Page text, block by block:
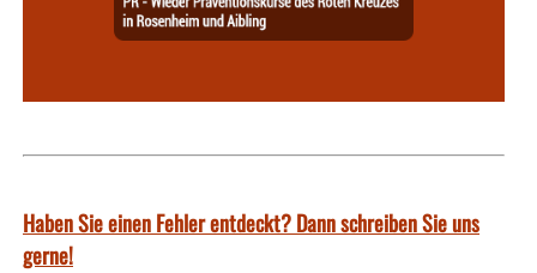
Haben Sie einen Fehler entdeckt? Dann schreiben Sie uns
gerne!